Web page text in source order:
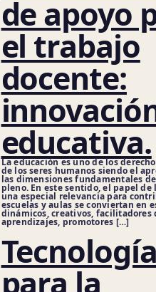
de apoyo
el trabajo
docente:
educativa.
La educación es uno de los
de los seres humanos siendo el
las dimensiones fundamentales
pleno. En este sentido, el papel de
una especial relevancia para
escuelas y aulas se conviertan en
dinámicos, creativos, facilitadores
aprendizajes, promotores […]
para la